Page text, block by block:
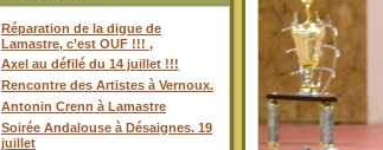
Réparation de la digue de
Lamastre, c’est OUF !!! ,
Axel au défilé du 14 juillet !!!
Rencontre des Artistes à Vernoux.
Antonin Crenn à Lamastre
Soirée Andalouse à Désaignes. 19
juillet